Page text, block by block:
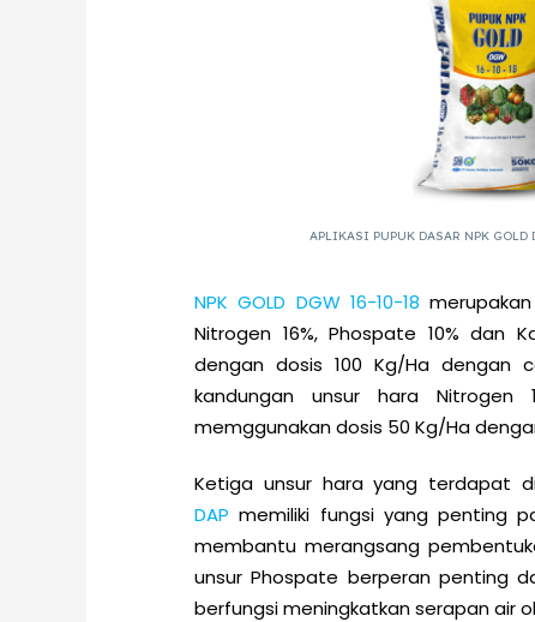
APLIKASI PUPUK DASAR NPK GOLD
NPK GOLD DGW 16-10-18
Nitrogen 16%, Phospate 10% dan
dengan dosis 100 Kg/Ha dengan
kandungan unsur hara Nitrogen
memggunakan dosis 50 Kg/Ha
Ketiga unsur hara yang terdapat
DAP memiliki fungsi yang penting
membantu merangsang
unsur Phospate berperan penting
berfungsi meningkatkan serapan air